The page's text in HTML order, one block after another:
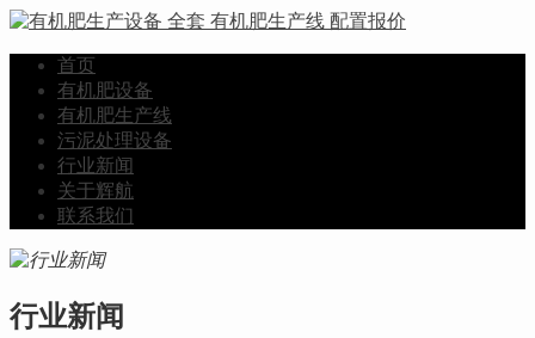
首页
有机肥设备
有机肥生产线
污泥处理设备
行业新闻
关于辉航
联系我们
行业新闻